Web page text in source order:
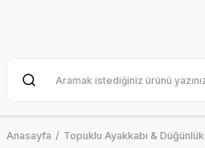
Anasayfa Topuklu Ayakkabı & Düğünlük